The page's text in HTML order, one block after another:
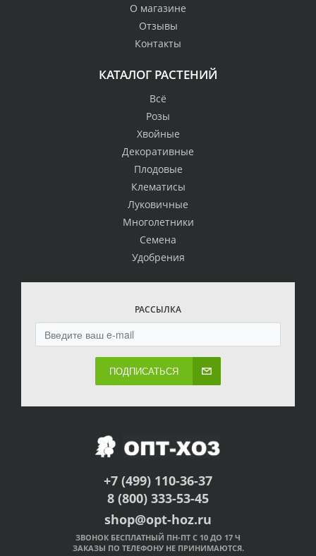
О магазине
Отзывы
Контакты
КАТАЛОГ РАСТЕНИЙ
Всё
Розы
Хвойные
Декоративные
Плодовые
Клематисы
Луковичные
Многолетники
Семена
Удобрения
РАССЫЛКА
ПОДПИСАТЬСЯ
+7 (499) 110-36-37
8 (800) 333-53-45
shop@opt-hoz.ru
ЗВОНОК БЕСПЛАТНЫЙ ПН-ПТ С 10 ДО 17 Ч
ЗАКАЗЫ ПО ТЕЛЕФОНУ НЕ ПРИНИМАЮТСЯ.